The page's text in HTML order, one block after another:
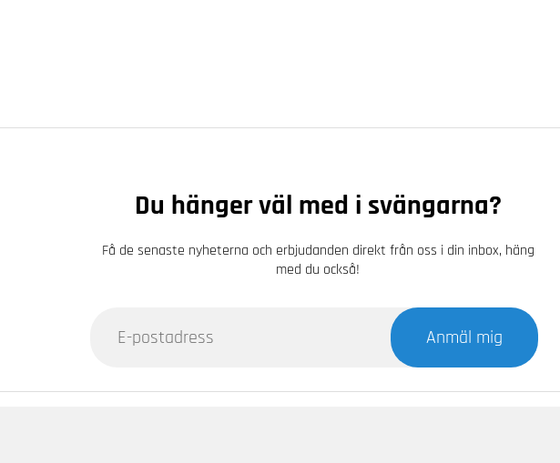
Du hänger väl med i svängarna?
Få de senaste nyheterna och erbjudanden direkt från oss i din inbox, häng
med du också!
Anmäl mig